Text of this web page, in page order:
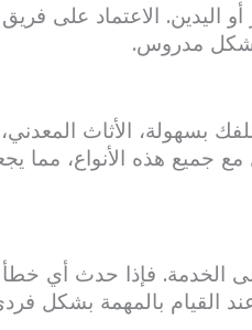
اليدين. الاعتماد على
بشكل مدروس.
بسهولة، الأثاث
هذه الأنواع، مما
فإذا حدث أي خطأ
القيام بالمهمة بشكل